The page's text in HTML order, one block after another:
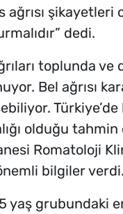
ağrısı
dedi.
toplunda ve
Bel ağrısı
olduğu
Romatoloji
bilgiler verdi.
yaş grubundaki